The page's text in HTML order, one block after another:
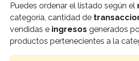
Puedes ordenar el listado según el
categoría, cantidad de
vendidas e ingresos generados
productos pertenecientes a la